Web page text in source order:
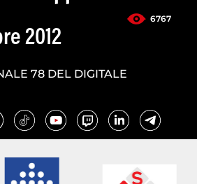
6767
2012
78 DEL DIGITALE